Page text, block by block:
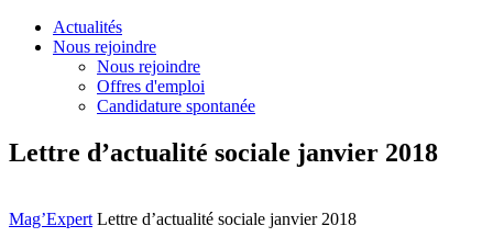
Actualités
Nous rejoindre
Nous rejoindre
Offres d'emploi
Candidature spontanée
Lettre d’actualité sociale janvier 2018
Mag’Expert Lettre d’actualité sociale janvier 2018